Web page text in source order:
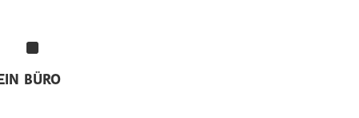
BÜRO